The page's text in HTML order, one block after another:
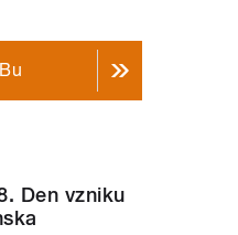
Den vzniku